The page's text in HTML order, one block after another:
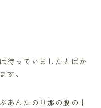
待っていましたとばか
す。
あんたの旦那の腹の中